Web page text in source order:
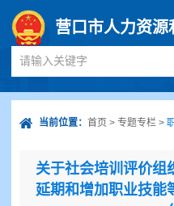
营口市人力资源
请输入关键字
当前位置： 首页 > 专题专栏 >
关于社会培训评价组
延期和增加职业技能